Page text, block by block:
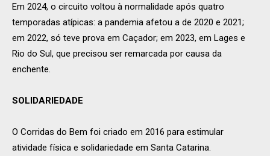
Em 2024, o circuito voltou à normalidade após quatro
temporadas atípicas: a pandemia afetou a de 2020 e 2021;
em 2022, só teve prova em Caçador; em 2023, em Lages e
Rio do Sul, que precisou ser remarcada por causa da
enchente.
SOLIDARIEDADE
O Corridas do Bem foi criado em 2016 para estimular
atividade física e solidariedade em Santa Catarina.